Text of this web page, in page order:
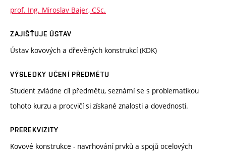
prof. Ing. Miroslav Bajer, CSc.
ZAJIŠŤUJE ÚSTAV
Ústav kovových a dřevěných konstrukcí (KDK)
VÝSLEDKY UČENÍ PŘEDMĚTU
Student zvládne cíl předmětu, seznámí se s problematikou
tohoto kurzu a procvičí si získané znalosti a dovednosti.
PREREKVIZITY
Kovové konstrukce - navrhování prvků a spojů ocelových